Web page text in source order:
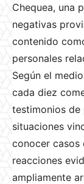
Chequea, una
negativas
contenido
personales
Según el
cada diez
testimonios de
situaciones
conocer casos
reacciones
ampliamente